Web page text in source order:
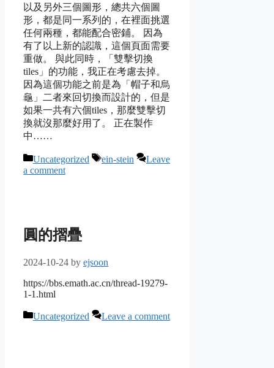
以及另外三個圖形，總共六個圖
形，都是同一系列的，在裡面挑選
任何兩種，都能配合密鋪。 因為
有了以上新的認識，這個頁面需要
重做。 與此同時，「雙擊切換
tiles」的功能，我正在考慮去掉。
因為這個功能之前是為「帽子和烏
龜」二者來回切換而設計的，但是
如果一共有六個tiles，那麼雙擊切
換就沒那麼好用了。 正在製作
中……
Categories
Uncategorized Tags
ein-stein
Leave
a comment
圓的摺疊
2024-10-24 by ejsoon
https://bbs.emath.ac.cn/thread-19279-
1-1.html
Categories
Uncategorized Leave a comment